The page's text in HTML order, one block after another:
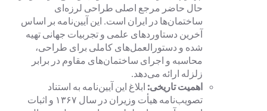
حال حاضر مرجع اصلی طراحی لرزه‌ای
ساختمان‌ها در ایران است. این آیین‌نامه بر اساس
آخرین دستاوردهای علمی و تجربیات جهانی تهیه
شده و دستورالعمل‌های کاملی برای طراحی،
محاسبه و اجرای ساختمان‌های مقاوم در برابر
زلزله ارائه می‌دهد.
اهمیت تاریخی: ابلاغ این آیین‌نامه به استناد
تصویب‌نامه هیأت وزیران در سال ۱۳۶۷ و اثبات